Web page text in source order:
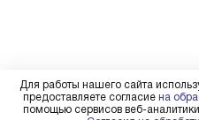
Для работы нашего сайта
предоставляете согласие на
помощью сервисов веб-